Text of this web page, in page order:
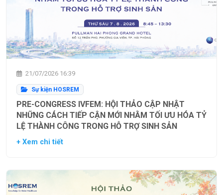
21/07/2026 16:39
Sự kiện HOSREM
PRE-CONGRESS IVFEM: HỘI THẢO CẬP NHẬT
NHỮNG CÁCH TIẾP CẬN MỚI NHẰM TỐI ƯU HÓA TỶ
LỆ THÀNH CÔNG TRONG HỖ TRỢ SINH SẢN
+ Xem chi tiết